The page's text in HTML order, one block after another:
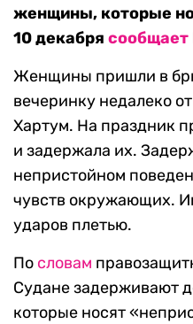
женщины, которые
10 декабря сообщает
Женщины пришли в
вечеринку недалеко
Хартум. На праздник
и задержала их.
непристойном
чувств окружающих.
ударов плетью.
По словам
Судане задерживают
которые носят